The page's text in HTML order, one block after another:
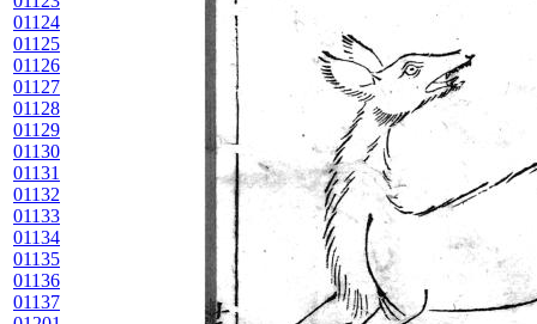
01124
01125
01126
01127
01128
01129
01130
01131
01132
01133
01134
01135
01136
01137